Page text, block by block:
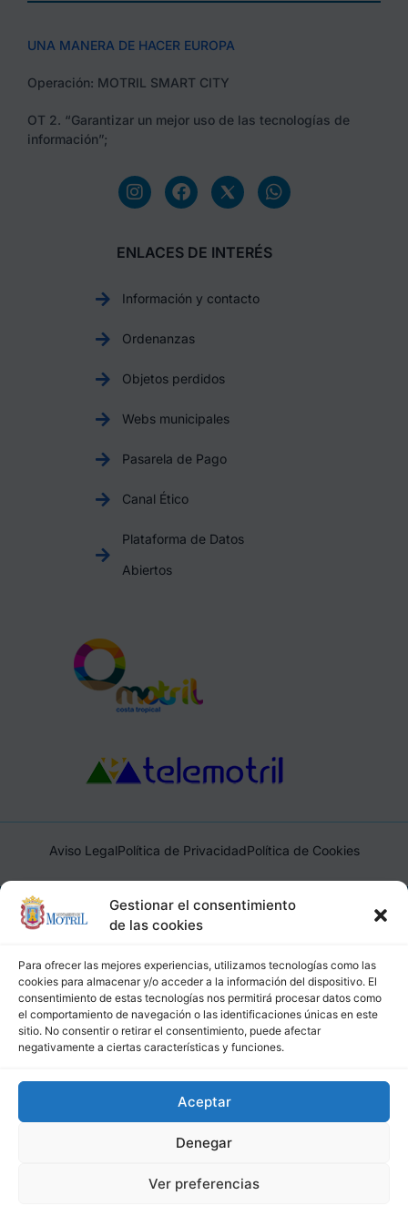
Gestionar el consentimiento
de las cookies
Para ofrecer las mejores experiencias, utilizamos tecnologías como las
cookies para almacenar y/o acceder a la información del dispositivo. El
consentimiento de estas tecnologías nos permitirá procesar datos como
el comportamiento de navegación o las identificaciones únicas en este
sitio. No consentir o retirar el consentimiento, puede afectar
negativamente a ciertas características y funciones.
Aceptar
Denegar
Ver preferencias
UNA MANERA DE HACER EUROPA
Operación: MOTRIL SMART CITY
OT 2. “Garantizar un mejor uso de las tecnologías de
información”;
ENLACES DE INTERÉS
Información y contacto
Ordenanzas
Objetos perdidos
Webs municipales
Pasarela de Pago
Canal Ético
Plataforma de Datos
Abiertos
Aviso LegalPolítica de PrivacidadPolítica de Cookies
Ayuntamiento de Motril, Plaza de España, 1, 18600, Motril,
(Granada), CIF: P1814200J, DIR3: L01181400